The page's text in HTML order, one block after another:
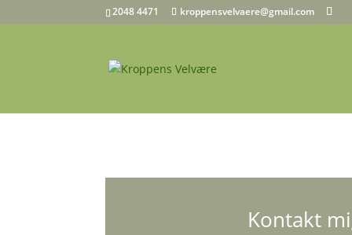
2048 4471 kroppensvelvaere@gmail.com
Kontakt